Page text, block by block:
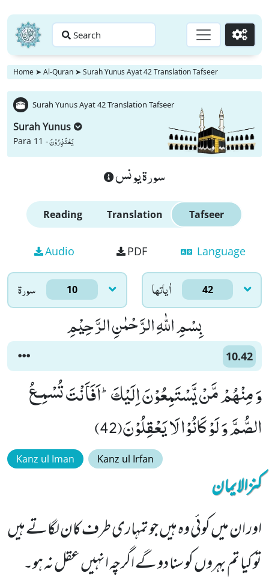
Search Go
Home ➤ Al-Quran ➤ Surah Yunus Ayat 42 Translation Tafseer
Surah Yunus Ayat 42 Translation Tafseer
Surah Yunus
Para 11 -یَعْتَذِرُوْنَ
سورة يونس
Reading Translation Tafseer
Audio PDF Language
سورۃ 10 اٰياتها 42
بِسْمِ اللّٰهِ الرَّحْمٰنِ الرَّحِیْمِ
10.42
وَ مِنْهُمْ مَّنْ یَّسْتَمِعُوْنَ اِلَیْكَؕ-اَفَاَنْتَ تُسْمِـعُ
الصُّمَّ وَ لَوْ كَانُوْا لَا یَعْقِلُوْنَ(42)
Kanz ul Iman Kanz ul Irfan
کنزالایمان
اور ان میں کوئی وہ ہیں جو تمہاری طرف کان لگاتے ہیں
تو کیا تم بہروں کو سنا دو گے اگرچہ انہیں عقل نہ ہو۔